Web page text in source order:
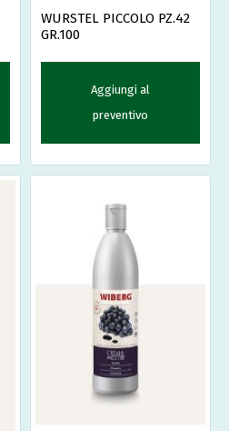
WURSTEL PICCOLO PZ.42
GR.100
Aggiungi al
preventivo